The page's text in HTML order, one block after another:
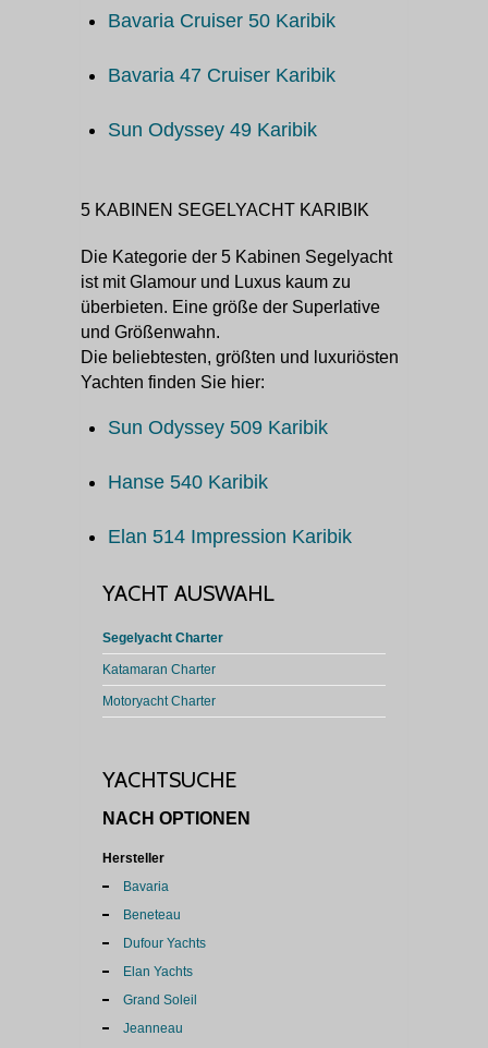
Bavaria Cruiser 50 Karibik
Bavaria 47 Cruiser Karibik
Sun Odyssey 49 Karibik
5 KABINEN SEGELYACHT KARIBIK
Die Kategorie der 5 Kabinen Segelyacht
ist mit Glamour und Luxus kaum zu
überbieten. Eine größe der Superlative
und Größenwahn.
Die beliebtesten, größten und luxuriösten
Yachten finden Sie hier:
Sun Odyssey 509 Karibik
Hanse 540 Karibik
Elan 514 Impression Karibik
YACHT AUSWAHL
Segelyacht Charter
Katamaran Charter
Motoryacht Charter
YACHTSUCHE
NACH OPTIONEN
Hersteller
Bavaria
Beneteau
Dufour Yachts
Elan Yachts
Grand Soleil
Jeanneau